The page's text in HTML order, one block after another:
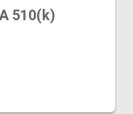
510(k)